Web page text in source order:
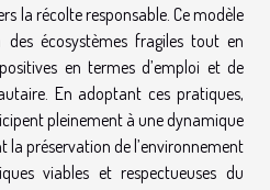
la récolte responsable. Ce modèle
écosystèmes fragiles tout en
en termes d’emploi et de
En adoptant ces pratiques,
pleinement à une dynamique
la préservation de l’environnement
viables et respectueuses du